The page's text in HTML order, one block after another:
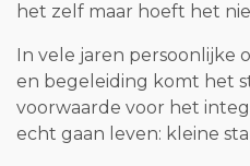
het zelf maar hoeft het
In vele jaren persoonlijke
en begeleiding komt het
voorwaarde voor het
echt gaan leven: kleine